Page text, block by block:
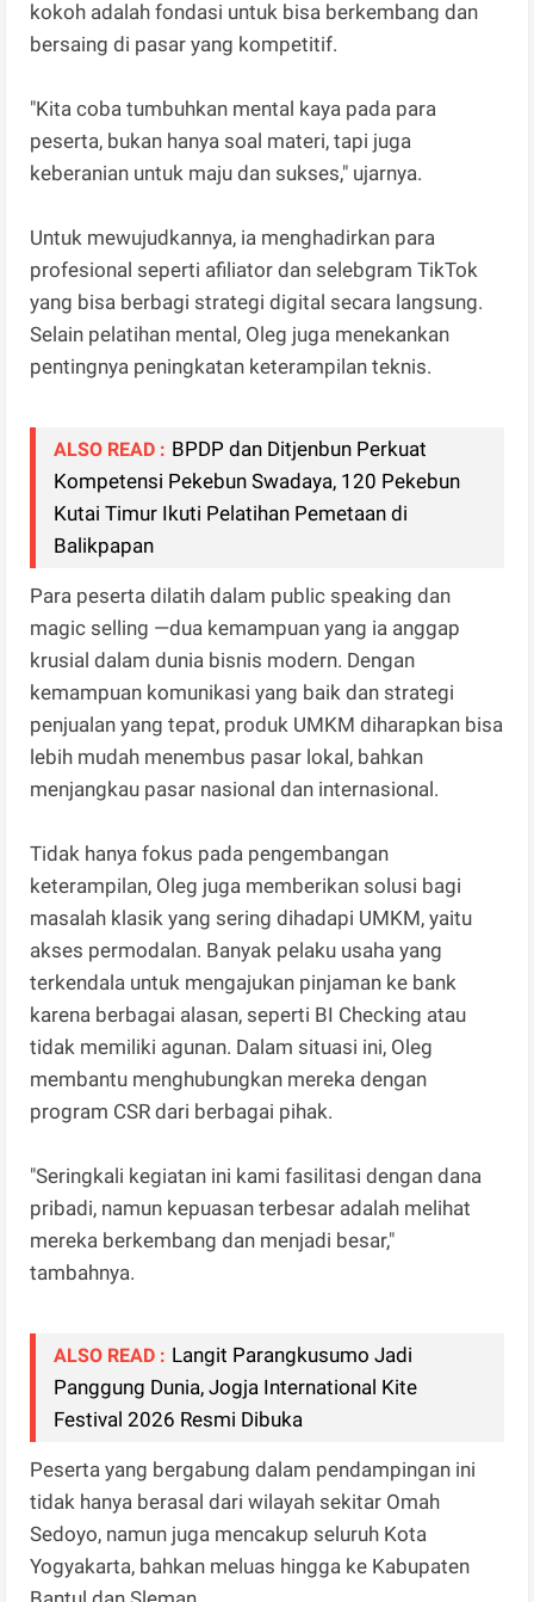
kokoh adalah fondasi untuk bisa berkembang dan
bersaing di pasar yang kompetitif.
"Kita coba tumbuhkan mental kaya pada para
peserta, bukan hanya soal materi, tapi juga
keberanian untuk maju dan sukses," ujarnya.
Untuk mewujudkannya, ia menghadirkan para
profesional seperti afiliator dan selebgram TikTok
yang bisa berbagi strategi digital secara langsung.
Selain pelatihan mental, Oleg juga menekankan
pentingnya peningkatan keterampilan teknis.
ALSO READ : BPDP dan Ditjenbun Perkuat
Kompetensi Pekebun Swadaya, 120 Pekebun
Kutai Timur Ikuti Pelatihan Pemetaan di
Balikpapan
Para peserta dilatih dalam public speaking dan
magic selling —dua kemampuan yang ia anggap
krusial dalam dunia bisnis modern. Dengan
kemampuan komunikasi yang baik dan strategi
penjualan yang tepat, produk UMKM diharapkan bisa
lebih mudah menembus pasar lokal, bahkan
menjangkau pasar nasional dan internasional.
Tidak hanya fokus pada pengembangan
keterampilan, Oleg juga memberikan solusi bagi
masalah klasik yang sering dihadapi UMKM, yaitu
akses permodalan. Banyak pelaku usaha yang
terkendala untuk mengajukan pinjaman ke bank
karena berbagai alasan, seperti BI Checking atau
tidak memiliki agunan. Dalam situasi ini, Oleg
membantu menghubungkan mereka dengan
program CSR dari berbagai pihak.
"Seringkali kegiatan ini kami fasilitasi dengan dana
pribadi, namun kepuasan terbesar adalah melihat
mereka berkembang dan menjadi besar,"
tambahnya.
ALSO READ : Langit Parangkusumo Jadi
Panggung Dunia, Jogja International Kite
Festival 2026 Resmi Dibuka
Peserta yang bergabung dalam pendampingan ini
tidak hanya berasal dari wilayah sekitar Omah
Sedoyo, namun juga mencakup seluruh Kota
Yogyakarta, bahkan meluas hingga ke Kabupaten